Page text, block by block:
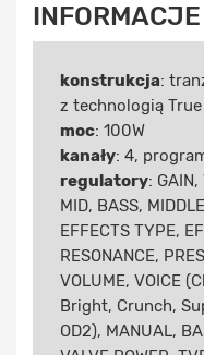
INFORMACJE
konstrukcja:
z technologią
moc: 100W
kanały: 4,
regulatory: GAIN,
MID, BASS,
EFFECTS TYPE,
RESONANCE,
VOLUME, VOICE
Bright, Crunch,
OD2), MANUAL,